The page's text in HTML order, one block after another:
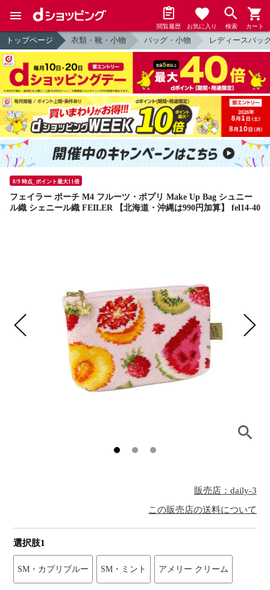
閲覧履歴 お気に入り 検索 カート
トップページ 衣類・靴・小物 バッグ・小物 レディースバッ
8/9 時点_ポイント最大11倍
フェイラー ポーチ M4 フルーツ・ポプリ Make Up Bag シュニー
ル織 シェニール織 FEILER 【北海道・沖縄は990円加算】 fel14-40
販売店：daily-3
この販売店の送料について
選択肢1
SM・カプリブルー SM・ミント アメリー クリーム